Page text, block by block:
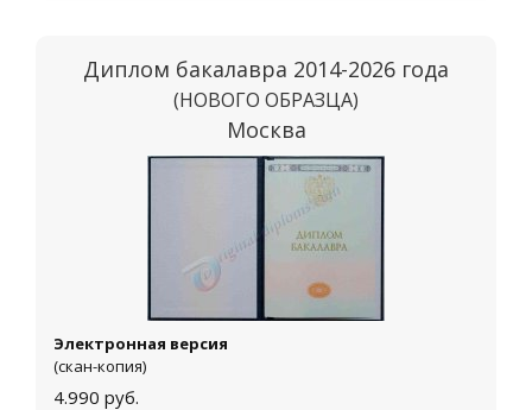
Диплом бакалавра 2014-2026 года
(НОВОГО ОБРАЗЦА)
Москва
Электронная версия
(скан-копия)
4.990 руб.